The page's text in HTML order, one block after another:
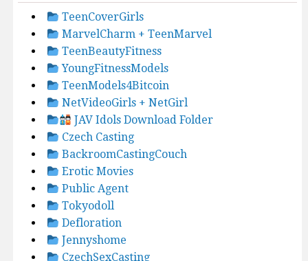
TeenCoverGirls
MarvelCharm + TeenMarvel
TeenBeautyFitness
YoungFitnessModels
TeenModels4Bitcoin
NetVideoGirls + NetGirl
JAV Idols Download Folder
Czech Casting
BackroomCastingCouch
Erotic Movies
Public Agent
Tokyodoll
Defloration
Jennyshome
CzechSexCasting